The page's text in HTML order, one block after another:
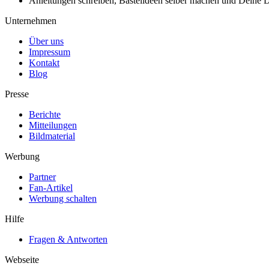
Unternehmen
Über uns
Impressum
Kontakt
Blog
Presse
Berichte
Mitteilungen
Bildmaterial
Werbung
Partner
Fan-Artikel
Werbung schalten
Hilfe
Fragen & Antworten
Webseite